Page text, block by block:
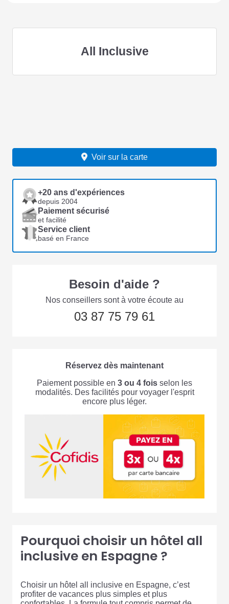
All Inclusive
Voir sur la carte
+20 ans d'expériences
depuis 2004
Paiement sécurisé
et facilité
Service client
basé en France
Besoin d'aide ?
Nos conseillers sont à votre écoute au
03 87 75 79 61
Réservez dès maintenant
Paiement possible en 3 ou 4 fois selon les
modalités. Des facilités pour voyager l'esprit
encore plus léger.
Pourquoi choisir un hôtel all
inclusive en Espagne ?
Choisir un hôtel all inclusive en Espagne, c’est
profiter de vacances plus simples et plus